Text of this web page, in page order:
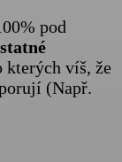
pod
kterých víš, že
(Např.